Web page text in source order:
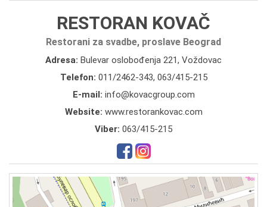
RESTORAN KOVAČ
Restorani za svadbe, proslave Beograd
Adresa: Bulevar oslobođenja 221, Voždovac
Telefon: 011/2462-343, 063/415-215
E-mail: info@kovacgroup.com
Website: www.restorankovac.com
Viber: 063/415-215